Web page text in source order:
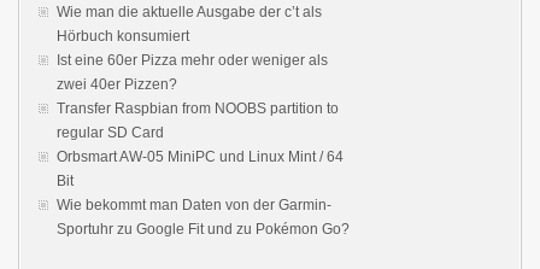
Wie man die aktuelle Ausgabe der c’t als
Hörbuch konsumiert
Ist eine 60er Pizza mehr oder weniger als
zwei 40er Pizzen?
Transfer Raspbian from NOOBS partition to
regular SD Card
Orbsmart AW-05 MiniPC und Linux Mint / 64
Bit
Wie bekommt man Daten von der Garmin-
Sportuhr zu Google Fit und zu Pokémon Go?